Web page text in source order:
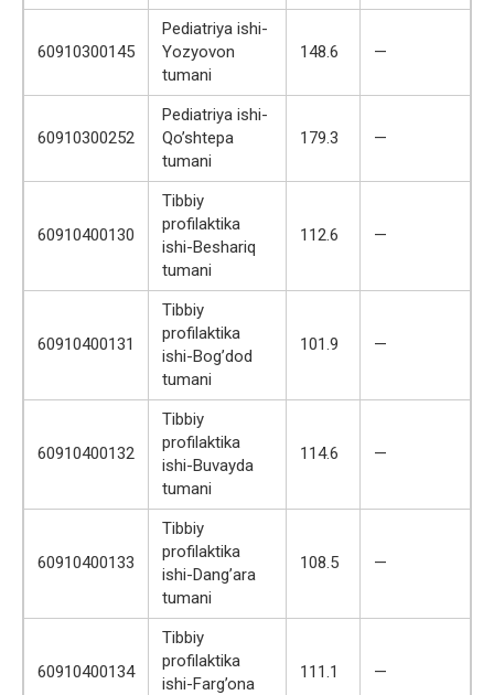
60910300145
Pediatriya ishi-
Yozyovon
tumani
148.6 —
60910300252
Pediatriya ishi-
Qo’shtepa
tumani
179.3 —
60910400130
Tibbiy
profilaktika
ishi-Beshariq
tumani
112.6 —
60910400131
Tibbiy
profilaktika
ishi-Bog’dod
tumani
101.9 —
60910400132
Tibbiy
profilaktika
ishi-Buvayda
tumani
114.6 —
60910400133
Tibbiy
profilaktika
ishi-Dang’ara
tumani
108.5 —
60910400134
Tibbiy
profilaktika
ishi-Farg’ona
111.1 —